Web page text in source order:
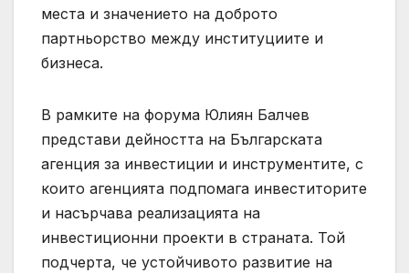
места и значението на доброто
партньорство между институциите и
бизнеса.
В рамките на форума Юлиян Балчев
представи дейността на Българската
агенция за инвестиции и инструментите, с
които агенцията подпомага инвеститорите
и насърчава реализацията на
инвестиционни проекти в страната. Той
подчерта, че устойчивото развитие на